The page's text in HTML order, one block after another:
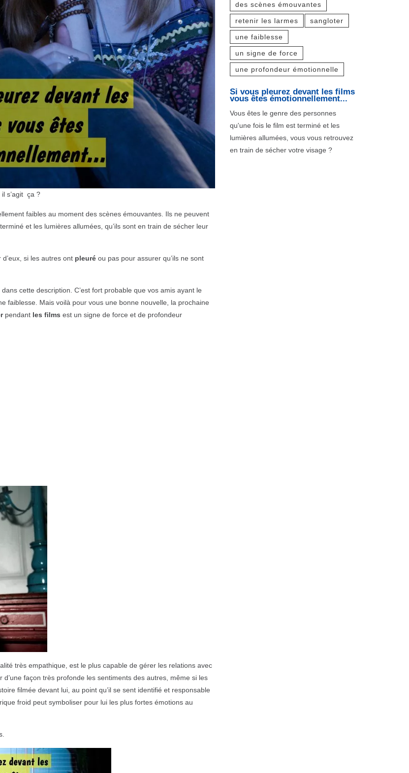
s’agit ça ?
faibles au moment des scènes émouvantes. Ils ne peuvent
et les lumières allumées, qu’ils sont en train de sécher leur
si les autres ont pleuré ou pas pour assurer qu’ils ne sont
cette description. C’est fort probable que vos amis ayant le
faiblesse. Mais voilà pour vous une bonne nouvelle, la prochaine
pendant les films est un signe de force et de profondeur
très empathique, est le plus capable de gérer les relations avec
façon très profonde les sentiments des autres, même si les
filmée devant lui, au point qu’il se sent identifié et responsable
froid peut symboliser pour lui les plus fortes émotions au
des scènes émouvantes
retenir les larmes sangloter
une faiblesse
un signe de force
une profondeur émotionnelle
Si vous pleurez devant les films
vous êtes émotionnellement...
Vous êtes le genre des personnes
qu'une fois le film est terminé et les
lumières allumées, vous vous retrouvez
en train de sécher votre visage ?